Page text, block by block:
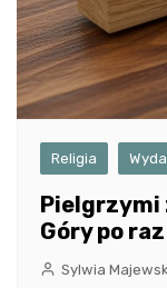
Religia
Pielgrzymi
Góry po
Sylwia